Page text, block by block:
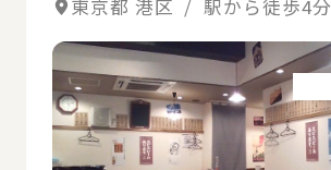
東京都 港区 / 駅から徒歩4分